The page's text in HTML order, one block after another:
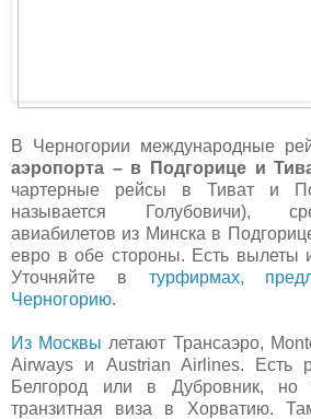
В Черногории международные
аэропорта – в Подгорице и
чартерные рейсы в Тиват и
называется Голубовичи),
авиабилетов из Минска в
евро в обе стороны. Есть вылеты
Уточняйте в турфирмах,
Черногорию.
Из Москвы летают Трансаэро,
Airways и Austrian Airlines. Есть
Белгород или в Дубровник, но
транзитная виза в Хорватию.